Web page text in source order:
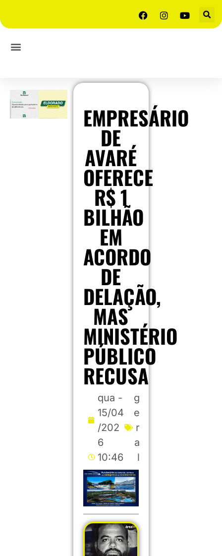
EMPRESÁRIO
DE
AVARÉ
OFERECE
R$ 1
BILHÃO
EM
ACORDO
DE
DELAÇÃO,
MAS
MINISTÉRIO
PÚBLICO
RECUSA
qua -
15/04
/202
6
10:46
g
e
r
a
l